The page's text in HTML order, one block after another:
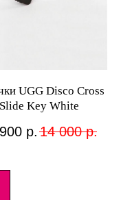
UGG Disco Cross
Slide Key White
р. 14 000 р.